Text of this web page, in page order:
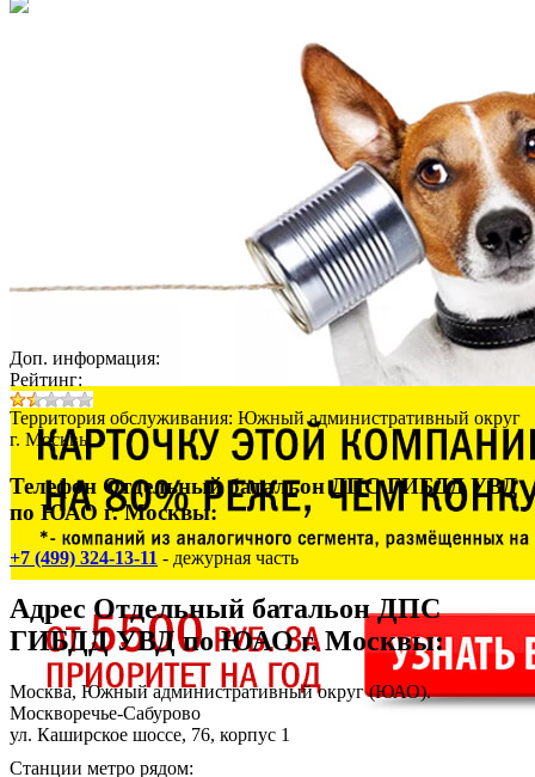
Доп. информация:
Рейтинг:
Территория обслуживания: Южный административный округ
г. Москвы.
Телефон Отдельный батальон ДПС ГИБДД УВД
по ЮАО г. Москвы:
+7 (499) 324-13-11 - дежурная часть
Адрес Отдельный батальон ДПС
ГИБДД УВД по ЮАО г. Москвы:
Москва, Южный административный округ (ЮАО).
Москворечье-Сабурово
ул. Каширское шоссе, 76, корпус 1
Станции метро рядом: